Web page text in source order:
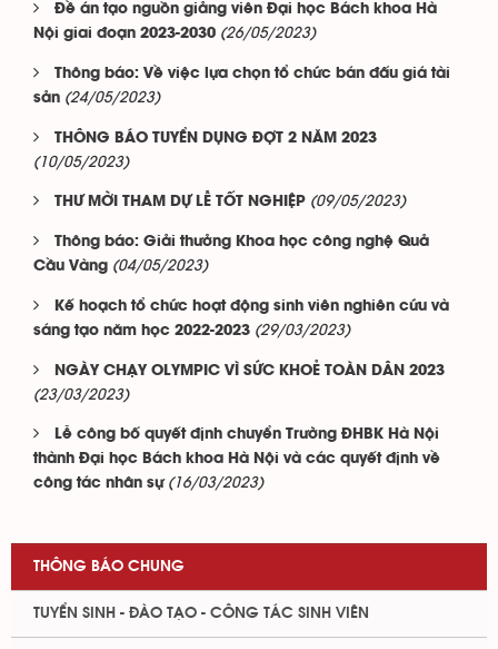
Đề án tạo nguồn giảng viên Đại học Bách khoa Hà
Nội giai đoạn 2023-2030 (26/05/2023)
Thông báo: Về việc lựa chọn tổ chức bán đấu giá tài
sản (24/05/2023)
THÔNG BÁO TUYỂN DỤNG ĐỢT 2 NĂM 2023
(10/05/2023)
THƯ MỜI THAM DỰ LỄ TỐT NGHIỆP (09/05/2023)
Thông báo: Giải thưởng Khoa học công nghệ Quả
Cầu Vàng (04/05/2023)
Kế hoạch tổ chức hoạt động sinh viên nghiên cứu và
sáng tạo năm học 2022-2023 (29/03/2023)
NGÀY CHẠY OLYMPIC VÌ SỨC KHOẺ TOÀN DÂN 2023
(23/03/2023)
Lễ công bố quyết định chuyển Trường ĐHBK Hà Nội
thành Đại học Bách khoa Hà Nội và các quyết định về
công tác nhân sự (16/03/2023)
THÔNG BÁO CHUNG
TUYỂN SINH - ĐÀO TẠO - CÔNG TÁC SINH VIÊN